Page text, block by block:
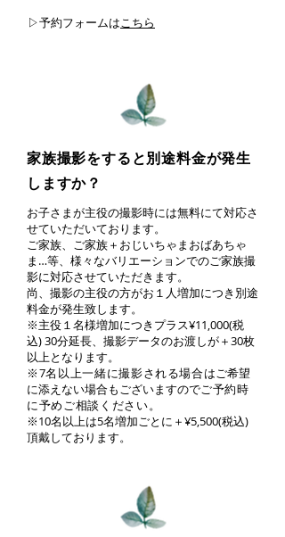
▷予約フォームはこちら
家族撮影をすると別途料金が発生
しますか？
お子さまが主役の撮影時には無料にて対応さ
せていただいております。
ご家族、ご家族＋おじいちゃまおばあちゃ
ま…等、様々なバリエーションでのご家族撮
影に対応させていただきます。
尚、撮影の主役の方がお１人増加につき別途
料金が発生致します。
※主役１名様増加につきプラス¥11,000(税
込) 30分延長、撮影データのお渡しが＋30枚
以上となります。
※7名以上一緒に撮影される場合はご希望
に添えない場合もございますのでご予約時
に予めご相談ください。
※10名以上は5名増加ごとに＋¥5,500(税込)
頂戴しております。